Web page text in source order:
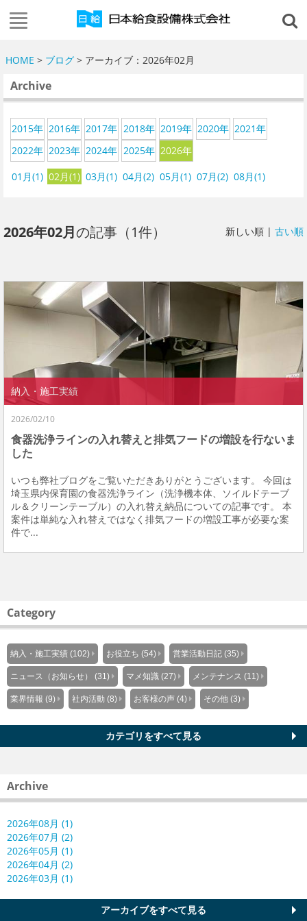
HOME > ブログ> アーカイブ：2026年02月
Archive
2015年 2016年 2017年 2018年 2019年 2020年 2021年
2022年 2023年 2024年 2025年 2026年
01月(1) 02月(1) 03月(1) 04月(2) 05月(1) 07月(2) 08月(1)
2026年02月の記事（1件） 新しい順 | 古い順
納入・施工実績
2026/02/10
食器洗浄ラインの入れ替えと排気フードの増設を行ないま
した
いつも弊社ブログをご覧いただきありがとうございます。 今回は
埼玉県内保育園の食器洗浄ライン（洗浄機本体、ソイルドテーブ
ル＆クリーンテーブル）の入れ替え納品についての記事です。 本
案件は単純な入れ替えではなく排気フードの増設工事が必要な案
件で...
Category
納入・施工実績 (102) お役立ち (54) 営業活動日記 (35)
ニュース（お知らせ） (31) マメ知識 (27) メンテナンス (11)
業界情報 (9) 社内活動 (8) お客様の声 (4) その他 (3)
カテゴリをすべて見る
Archive
2026年08月 (1)
2026年07月 (2)
2026年05月 (1)
2026年04月 (2)
2026年03月 (1)
アーカイブをすべて見る